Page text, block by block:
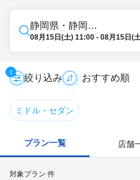
静岡県・静岡・清水
08月15日(土) 11:00 - 08月15日(
1
絞り込み
ミドル・セダン
プラン一覧 店舗
対象プラン 件